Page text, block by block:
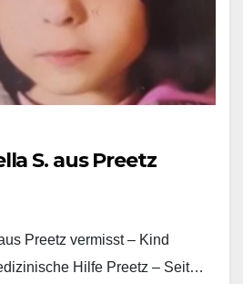
S. aus Preetz
Preetz vermisst – Kind
Hilfe Preetz – Seit…